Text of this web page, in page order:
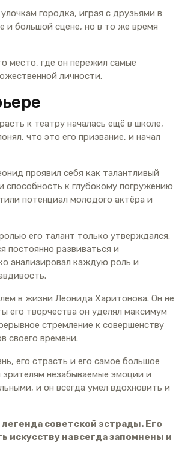
городка, играя с друзьями в
и большой сцене, но в то же время
место, где он пережил самые
личности.
к театру началась ещё в школе,
что это его призвание, и начал
проявил себя как талантливый
к глубокому погружению
потенциал молодого актёра и
его талант только утверждался.
постоянно развиваться и
анализировал каждую роль и
в жизни Леонида Харитонова. Он не
его творчества он уделял максимум
стремление к совершенству
своего времени.
его страсть и его самое большое
незабываемые эмоции и
и он всегда умел вдохновить и
советской эстрады. Его
искусству навсегда запомнены и